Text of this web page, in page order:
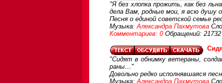
"Я без хлопка прожить, как без
дела Вам, родные мои, я всю душу
Песня о единой советской семье
Музыка:Александра Пахмутова
Комментариев: 0 Обращений: 21732
"Сидят в обнимку ветераны,
раны…"
Довольно редко исполнявшаяся
Музыка:Александра Пахмутова